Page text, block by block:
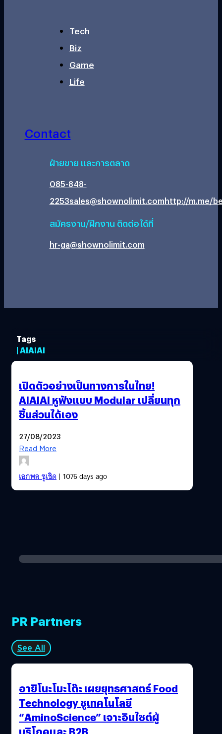
Tech
Biz
Game
Life
Contact
ฝ่ายขาย และการตลาด
085-848-
2253sales@shownolimit.comhttp://m.me/
สมัครงาน/ฝึกงาน ติดต่อได้ที่
hr-ga@shownolimit.com
Tags
| AIAIAI
เปิดตัวอย่างเป็นทางการในไทย!
AIAIAI หูฟังแบบ Modular เปลี่ยนทุก
ชิ้นส่วนได้เอง
27/08/2023
Read More
เอกพล ชูเชิด| 1076 days ago
PR Partners
See All
อายิโนะโมะโต๊ะ เผยยุทธศาสตร์ Food
Technology ชูเทคโนโลยี
“AminoScience” เจาะอินไซต์ผู้